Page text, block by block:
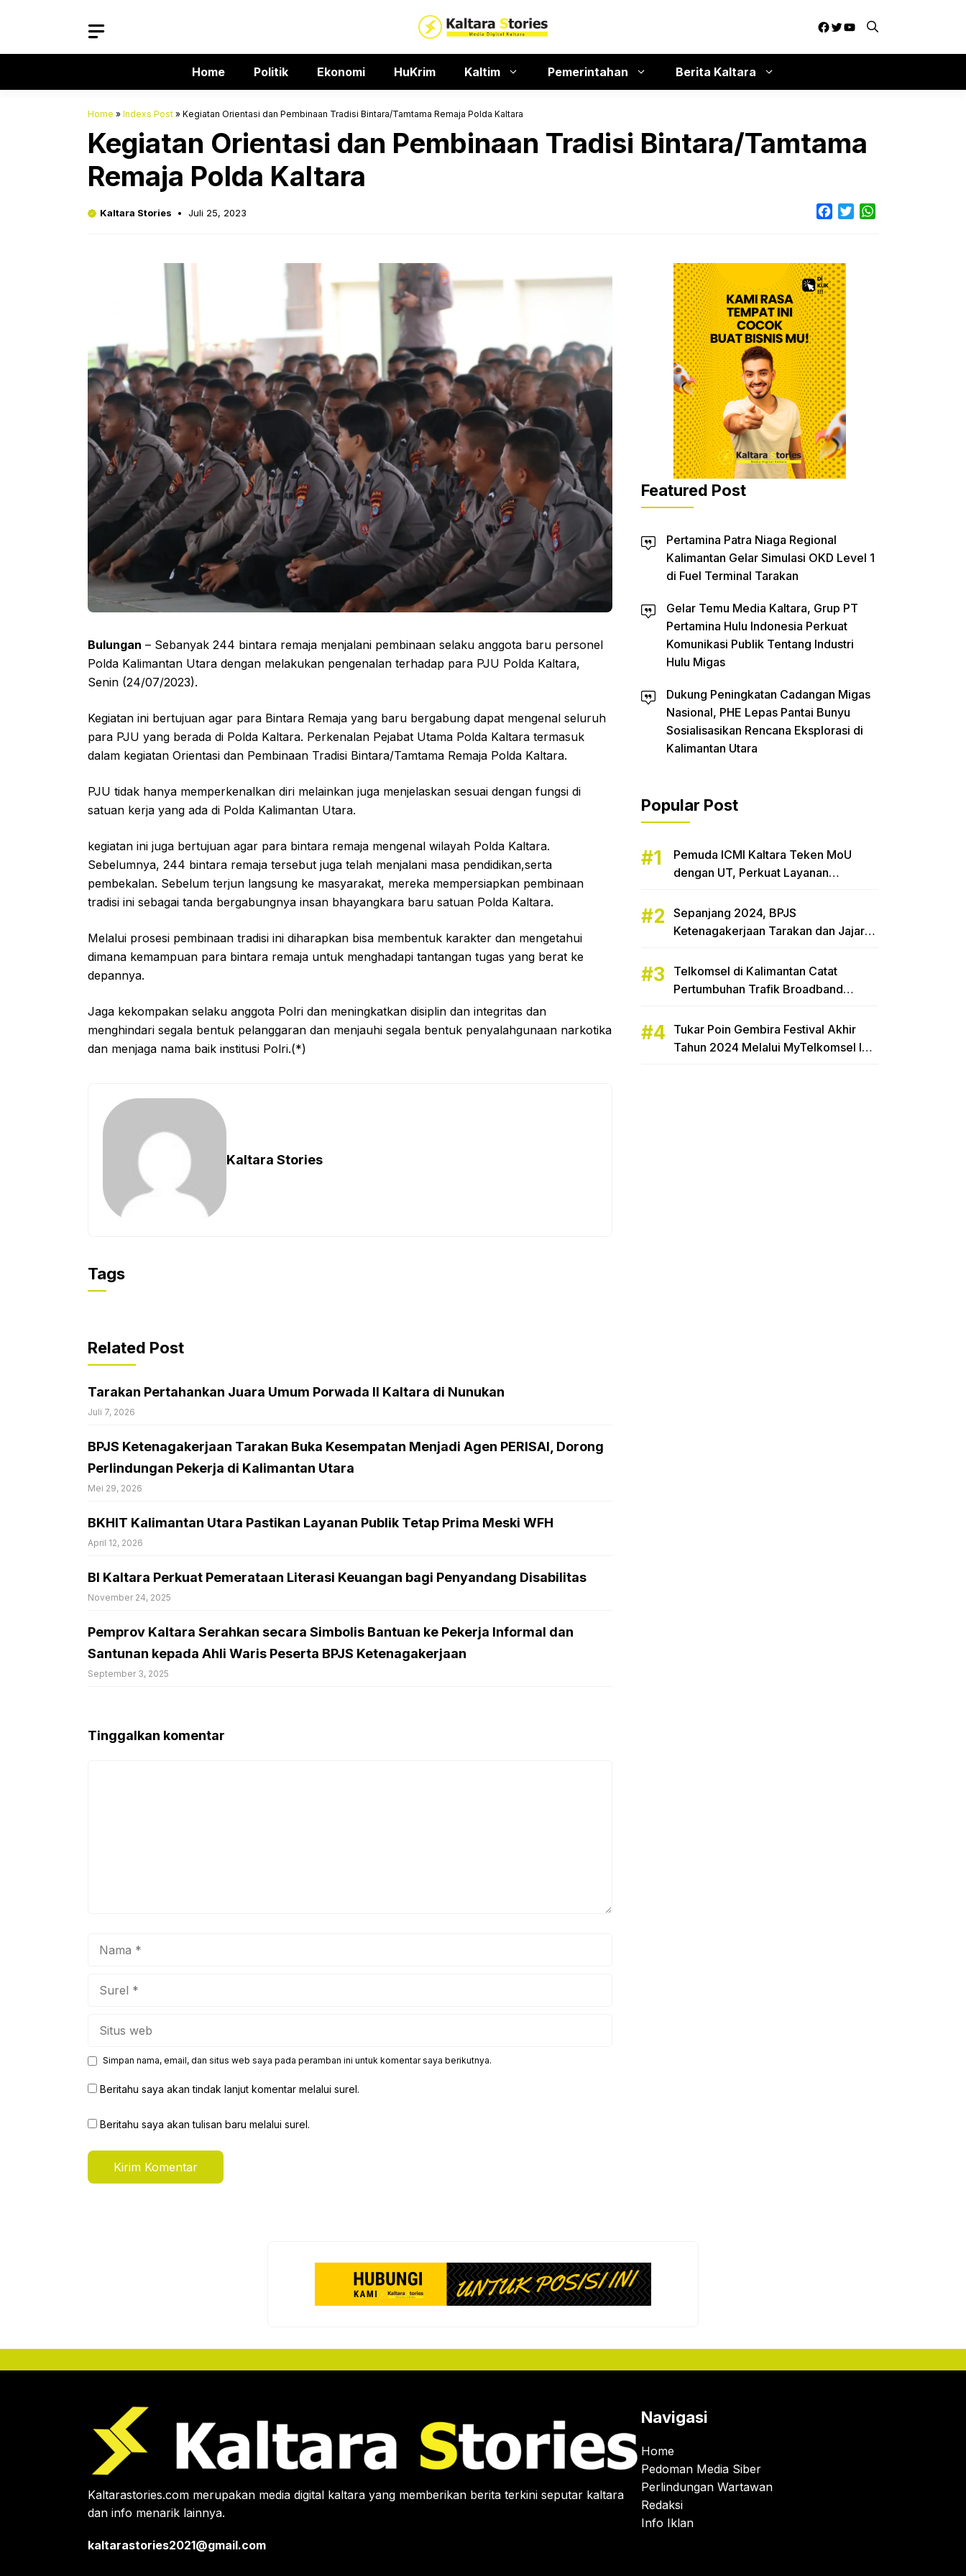
Facebook
Twitter
YouTube
Home Politik Ekonomi HuKrim Kaltim Pemerintahan Berita Kaltara
Home » Indexs Post » Kegiatan Orientasi dan Pembinaan Tradisi Bintara/Tamtama Remaja Polda Kaltara
Kegiatan Orientasi dan Pembinaan Tradisi Bintara/Tamtama
Remaja Polda Kaltara
Kaltara Stories Juli 25, 2023 Facebook
Twitter
Bulungan – Sebanyak 244 bintara remaja menjalani pembinaan selaku anggota baru personel
Polda Kalimantan Utara dengan melakukan pengenalan terhadap para PJU Polda Kaltara,
Senin (24/07/2023).
Kegiatan ini bertujuan agar para Bintara Remaja yang baru bergabung dapat mengenal seluruh
para PJU yang berada di Polda Kaltara. Perkenalan Pejabat Utama Polda Kaltara termasuk
dalam kegiatan Orientasi dan Pembinaan Tradisi Bintara/Tamtama Remaja Polda Kaltara.
PJU tidak hanya memperkenalkan diri melainkan juga menjelaskan sesuai dengan fungsi di
satuan kerja yang ada di Polda Kalimantan Utara.
kegiatan ini juga bertujuan agar para bintara remaja mengenal wilayah Polda Kaltara.
Sebelumnya, 244 bintara remaja tersebut juga telah menjalani masa pendidikan,serta
pembekalan. Sebelum terjun langsung ke masyarakat, mereka mempersiapkan pembinaan
tradisi ini sebagai tanda bergabungnya insan bhayangkara baru satuan Polda Kaltara.
Melalui prosesi pembinaan tradisi ini diharapkan bisa membentuk karakter dan mengetahui
dimana kemampuan para bintara remaja untuk menghadapi tantangan tugas yang berat ke
depannya.
Jaga kekompakan selaku anggota Polri dan meningkatkan disiplin dan integritas dan
menghindari segala bentuk pelanggaran dan menjauhi segala bentuk penyalahgunaan narkotika
dan menjaga nama baik institusi Polri.(*)
Kaltara Stories
Tags
Related Post
Tarakan Pertahankan Juara Umum Porwada II Kaltara di Nunukan
Juli 7, 2026
BPJS Ketenagakerjaan Tarakan Buka Kesempatan Menjadi Agen PERISAI, Dorong
Perlindungan Pekerja di Kalimantan Utara
Mei 29, 2026
BKHIT Kalimantan Utara Pastikan Layanan Publik Tetap Prima Meski WFH
April 12, 2026
BI Kaltara Perkuat Pemerataan Literasi Keuangan bagi Penyandang Disabilitas
November 24, 2025
Pemprov Kaltara Serahkan secara Simbolis Bantuan ke Pekerja Informal dan
Santunan kepada Ahli Waris Peserta BPJS Ketenagakerjaan
September 3, 2025
Tinggalkan komentar
Simpan nama, email, dan situs web saya pada peramban ini untuk komentar saya berikutnya.
Beritahu saya akan tindak lanjut komentar melalui surel.
Beritahu saya akan tulisan baru melalui surel.
Featured Post
Pertamina Patra Niaga Regional
Kalimantan Gelar Simulasi OKD Level 1
di Fuel Terminal Tarakan
Gelar Temu Media Kaltara, Grup PT
Pertamina Hulu Indonesia Perkuat
Komunikasi Publik Tentang Industri
Hulu Migas
Dukung Peningkatan Cadangan Migas
Nasional, PHE Lepas Pantai Bunyu
Sosialisasikan Rencana Eksplorasi di
Kalimantan Utara
Popular Post
Pemuda ICMI Kaltara Teken MoU
dengan UT, Perkuat Layanan
Sepanjang 2024, BPJS
Ketenagakerjaan Tarakan dan Jajaran
Telkomsel di Kalimantan Catat
Pertumbuhan Trafik Broadband
Tukar Poin Gembira Festival Akhir
Tahun 2024 Melalui MyTelkomsel Ibu
Kaltarastories.com merupakan media digital kaltara yang memberikan berita terkini seputar kaltara
dan info menarik lainnya.
kaltarastories2021@gmail.com
Navigasi
Home
Pedoman Media Siber
Perlindungan Wartawan
Redaksi
Info Iklan